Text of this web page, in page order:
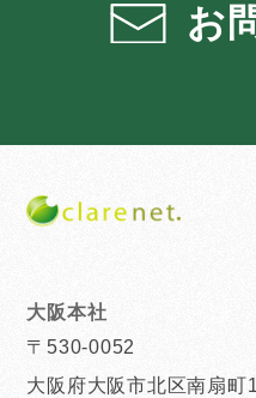
お
大阪本社
〒530-0052
大阪府大阪市北区南扇